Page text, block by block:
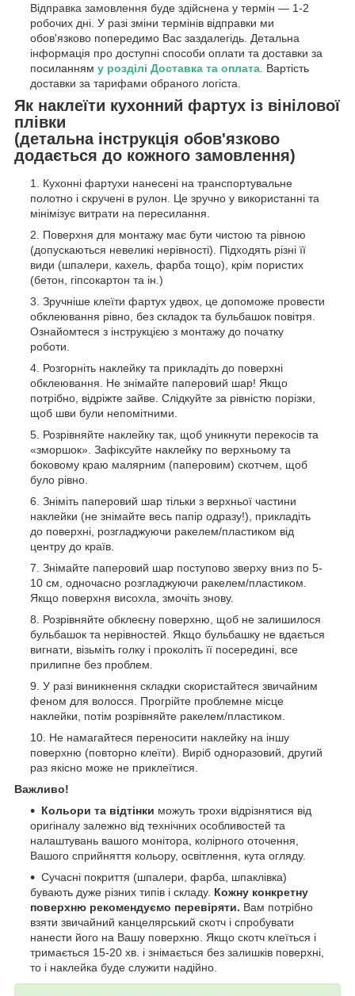
Відправка замовлення буде здійснена у термін — 1-2
робочих дні. У разі зміни термінів відправки ми
обов'язково попередимо Вас заздалегідь. Детальна
інформація про доступні способи оплати та доставки за
посиланням у розділі Доставка та оплата . Вартість
доставки за тарифами обраного логіста.
Як наклеїти кухонний фартух із вінілової
плівки
(детальна інструкція обов'язково
додається до кожного замовлення)
Кухонні фартухи нанесені на транспортувальне
полотно і скручені в рулон. Це зручно у використанні та
мінімізує витрати на пересилання.
Поверхня для монтажу має бути чистою та рівною
(допускаються невеликі нерівності). Підходять різні її
види (шпалери, кахель, фарба тощо), крім пористих
(бетон, гіпсокартон та ін.)
Зручніше клеїти фартух удвох, це допоможе провести
обклеювання рівно, без складок та бульбашок повітря.
Ознайомтеся з інструкцією з монтажу до початку
роботи.
Розгорніть наклейку та прикладіть до поверхні
обклеювання. Не знімайте паперовий шар! Якщо
потрібно, відріжте зайве. Слідкуйте за рівністю порізки,
щоб шви були непомітними.
Розрівняйте наклейку так, щоб уникнути перекосів та
«зморшок». Зафіксуйте наклейку по верхньому та
боковому краю малярним (паперовим) скотчем, щоб
було рівно.
Зніміть паперовий шар тільки з верхньої частини
наклейки (не знімайте весь папір одразу!), прикладіть
до поверхні, розгладжуючи ракелем/пластиком від
центру до країв.
Знімайте паперовий шар поступово зверху вниз по 5-
10 см, одночасно розгладжуючи ракелем/пластиком.
Якщо поверхня висохла, змочіть знову.
Розрівняйте обклеєну поверхню, щоб не залишилося
бульбашок та нерівностей. Якщо бульбашку не вдається
вигнати, візьміть голку і проколіть її посередині, все
прилипне без проблем.
У разі виникнення складки скористайтеся звичайним
феном для волосся. Прогрійте проблемне місце
наклейки, потім розрівняйте ракелем/пластиком.
Не намагайтеся переносити наклейку на іншу
поверхню (повторно клеїти). Виріб одноразовий, другий
раз якісно може не приклеїтися.
Важливо!
Кольори та відтінки можуть трохи відрізнятися від
оригіналу залежно від технічних особливостей та
налаштувань вашого монітора, колірного оточення,
Вашого сприйняття кольору, освітлення, кута огляду.
Сучасні покриття (шпалери, фарба, шпаклівка)
бувають дуже різних типів і складу. Кожну конкретну
поверхню рекомендуємо перевіряти. Вам потрібно
взяти звичайний канцелярський скотч і спробувати
нанести його на Вашу поверхню. Якщо скотч клеїться і
тримається 15-20 хв. і знімається без залишків поверхні,
то і наклейка буде служити надійно.